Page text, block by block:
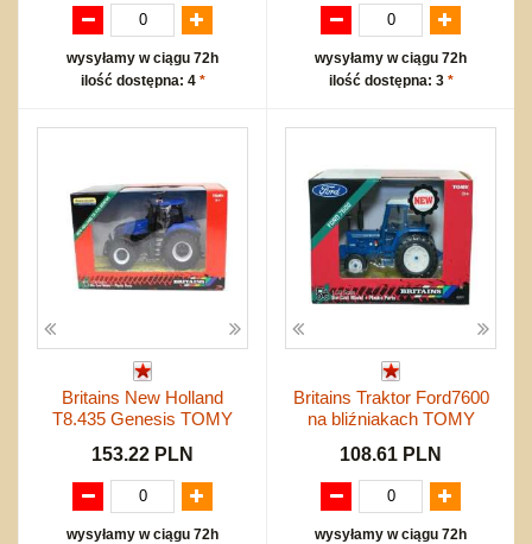
wysyłamy w ciągu 72h
ilość dostępna: 4 *
wysyłamy w ciągu 72h
ilość dostępna: 3 *
Britains New Holland
T8.435 Genesis TOMY
153.22 PLN
wysyłamy w ciągu 72h
Britains Traktor Ford7600
na bliźniakach TOMY
108.61 PLN
wysyłamy w ciągu 72h